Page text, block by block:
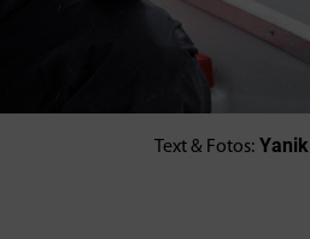
Text & Fotos: